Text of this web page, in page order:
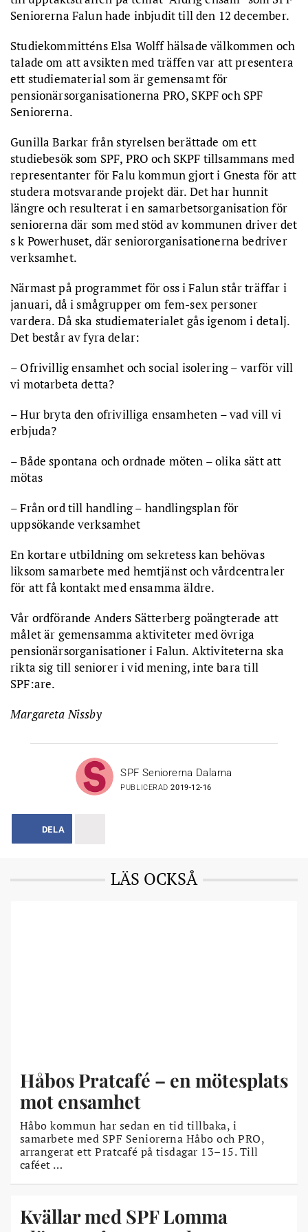
Seniorerna Falun hade inbjudit till den 12 december.
Studiekommitténs Elsa Wolff hälsade välkommen och
talade om att avsikten med träffen var att presentera
ett studiematerial som är gemensamt för
pensionärsorganisationerna PRO, SKPF och SPF
Seniorerna.
Gunilla Barkar från styrelsen berättade om ett
studiebesök som SPF, PRO och SKPF tillsammans med
representanter för Falu kommun gjort i Gnesta för att
studera motsvarande projekt där. Det har hunnit
längre och resulterat i en samarbetsorganisation för
seniorerna där som med stöd av kommunen driver det
s k Powerhuset, där seniororganisationerna bedriver
verksamhet.
Närmast på programmet för oss i Falun står träffar i
januari, då i smågrupper om fem-sex personer
vardera. Då ska studiematerialet gås igenom i detalj.
Det består av fyra delar:
– Ofrivillig ensamhet och social isolering – varför vill
vi motarbeta detta?
– Hur bryta den ofrivilliga ensamheten – vad vill vi
erbjuda?
– Både spontana och ordnade möten – olika sätt att
mötas
– Från ord till handling – handlingsplan för
uppsökande verksamhet
En kortare utbildning om sekretess kan behövas
liksom samarbete med hemtjänst och vårdcentraler
för att få kontakt med ensamma äldre.
Vår ordförande Anders Sätterberg poängterade att
målet är gemensamma aktiviteter med övriga
pensionärsorganisationer i Falun. Aktiviteterna ska
rikta sig till seniorer i vid mening, inte bara till
SPF:are.
Margareta Nissby
SPF Seniorerna Dalarna
PUBLICERAD2019-12-16
DELA
LÄS OCKSÅ
Håbos Pratcafé – en mötesplats
mot ensamhet
Håbo kommun har sedan en tid tillbaka, i
samarbete med SPF Seniorerna Håbo och PRO,
arrangerat ett Pratcafé på tisdagar 13–15. Till
caféet …
Kvällar med SPF Lomma